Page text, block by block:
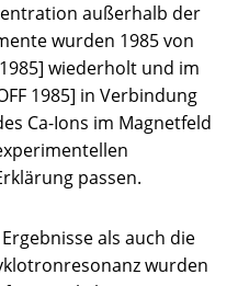
außerhalb der
wurden 1985 von
wiederholt und im
1985] in Verbindung
Ca-Ions im Magnetfeld
passen.
als auch die
wurden